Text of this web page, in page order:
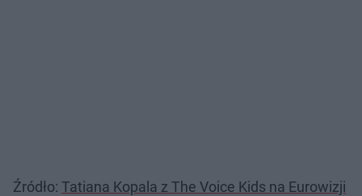
Źródło: Tatiana Kopala z The Voice Kids na Eurowizji